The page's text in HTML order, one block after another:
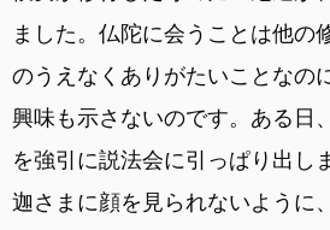
ました。仏陀に会うことは他の
のうえなくありがたいことなの
興味も示さないのです。ある日
を強引に説法会に引っぱり出し
迦さまに顔を見られないように